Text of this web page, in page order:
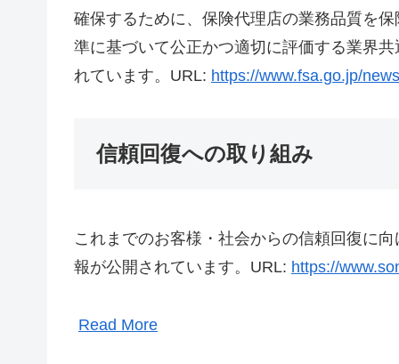
確保するために、保険代理店の業務品質を
準に基づいて公正かつ適切に評価する業界
れています。URL: https://www.fsa.go.jp/
信頼回復への取り組み
これまでのお客様・社会からの信頼回復に
報が公開されています。URL: https://
Read More